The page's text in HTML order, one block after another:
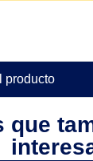
producto
que